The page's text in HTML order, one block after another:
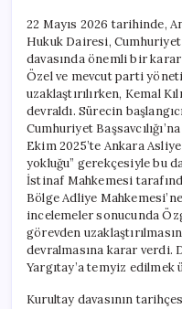
22 Mayıs 2026 tarihinde,
Hukuk Dairesi,
davasında önemli bir
Özel ve mevcut parti
uzaklaştırılırken, Kemal
devraldı. Sürecin
Cumhuriyet
Ekim 2025’te Ankara
yokluğu” gerekçesiyle bu
İstinaf Mahkemesi
Bölge Adliye
incelemeler sonucunda
görevden
devralmasına karar verdi.
Yargıtay’a temyiz edilmek
Kurultay davasının